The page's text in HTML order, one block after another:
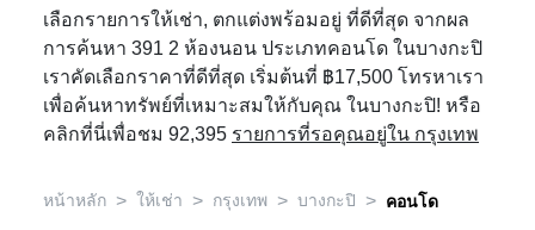
เลือกรายการให้เช่า, ตกแต่งพร้อมอยู่ ที่ดีที่สุด จากผล
การค้นหา 391 2 ห้องนอน ประเภทคอนโด ในบางกะปิ
เราคัดเลือกราคาที่ดีที่สุด เริ่มต้นที่ ฿17,500 โทรหาเรา
เพื่อค้นหาทรัพย์ที่เหมาะสมให้กับคุณ ในบางกะปิ! หรือ
คลิกที่นี่เพื่อชม 92,395 รายการที่รอคุณอยู่ใน กรุงเทพ
หน้าหลัก > ให้เช่า > กรุงเทพ > บางกะปิ > คอนโด